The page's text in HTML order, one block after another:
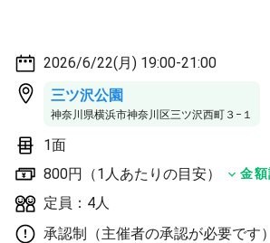
2026/6/22(月) 19:00-21:00
三ツ沢公園
神奈川県横浜市神奈川区三ツ沢西町３−１
1面
800円（1人あたりの目安）
金
定員：4人
承認制（主催者の承認が必要です）